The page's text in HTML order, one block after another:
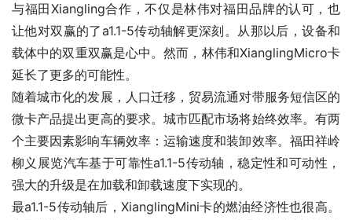
与福田Xiangling合作，不仅是林伟对福田品牌的认可，也
让他对双赢的了a1.1-5传动轴解更深刻。从那以后，设备和
载体中的双重双赢是心中。然而，林伟和XianglingMicro卡
延长了更多的可能性。
随着城市化的发展，人口迁移，贸易流通对带服务短信区的
微卡产品提出更高的要求。城市匹配市场将始终效率。有两
个主要因素影响车辆效率：运输速度和装卸效率。福田祥岭
柳义展览汽车基于可靠性a1.1-5传动轴，稳定性和可动性，
强大的升级是在加载和卸载速度下实现的。
最a1.1-5传动轴后，XianglingMini卡的燃油经济性也很高。